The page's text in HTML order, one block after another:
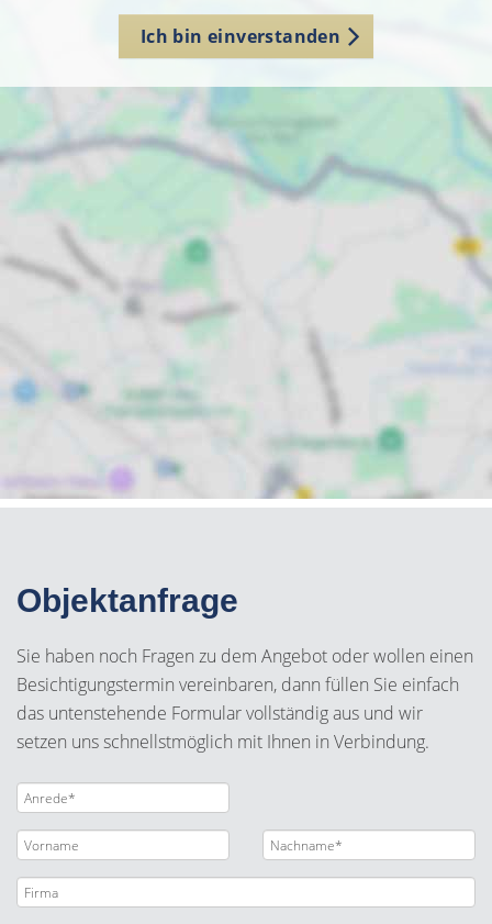
Ich bin einverstanden
Objektanfrage
Sie haben noch Fragen zu dem Angebot oder wollen einen
Besichtigungstermin vereinbaren, dann füllen Sie einfach
das untenstehende Formular vollständig aus und wir
setzen uns schnellstmöglich mit Ihnen in Verbindung.